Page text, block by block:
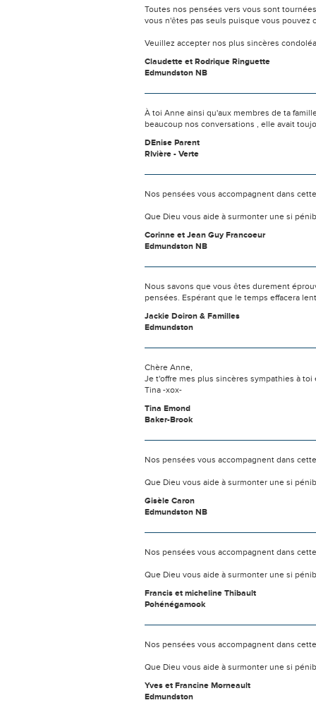
Toutes nos pensées vers vous sont
vous n'êtes pas seuls puisque vous pouvez
Veuillez accepter nos plus sincères
Claudette et Rodrique Ringuette
Edmundston NB
À toi Anne ainsi qu'aux membres de ta
beaucoup nos conversations , elle avait
DEnise Parent
RIvière - Verte
Nos pensées vous accompagnent dans
Que Dieu vous aide à surmonter une si
Corinne et Jean Guy Francoeur
Edmundston NB
Nous savons que vous êtes durement
pensées. Espérant que le temps effacera
Jackie Doiron & Familles
Edmundston
Chère Anne,
Je t'offre mes plus sincères sympathies à
Tina -xox-
Tina Emond
Baker-Brook
Nos pensées vous accompagnent dans
Que Dieu vous aide à surmonter une si
Gisèle Caron
Edmundston NB
Nos pensées vous accompagnent dans
Que Dieu vous aide à surmonter une si
Francis et micheline Thibault
Pohénégamook
Nos pensées vous accompagnent dans
Que Dieu vous aide à surmonter une si
Yves et Francine Morneault
Edmundston